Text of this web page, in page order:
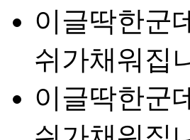
이글딱한군
쉬가채워집
이글딱한군